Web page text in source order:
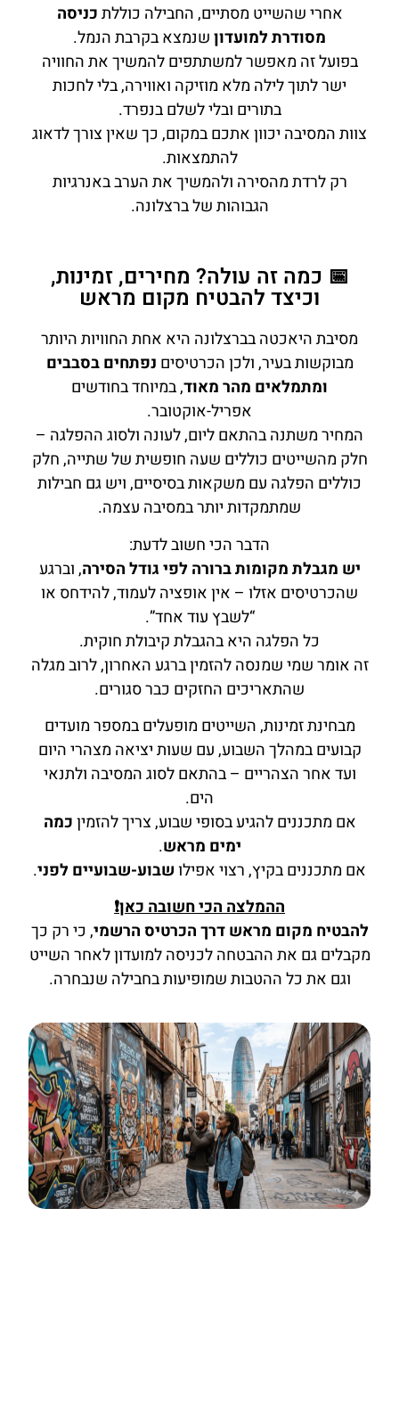
אחרי שהשייט מסתיים, החבילה כוללתכניסה
מסודרת למועדוןשנמצא בקרבת הנמל.
בפועל זה מאפשר למשתתפים להמשיך את החוויה
ישר לתוך לילה מלא מוזיקה ואווירה, בלי לחכות
בתורים ובלי לשלם בנפרד.
צוות המסיבה יכוון אתכם במקום, כך שאין צורך לדאוג
להתמצאות.
רק לרדת מהסירה ולהמשיך את הערב באנרגיות
הגבוהות של ברצלונה.
📅 כמה זה עולה? מחירים, זמינות,
וכיצד להבטיח מקום מראש
מסיבת היאכטה בברצלונה היא אחת החוויות היותר
מבוקשות בעיר, ולכן הכרטיסים נפתחים בסבבים
ומתמלאים מהר מאוד, במיוחד בחודשים
אפריל-אוקטובר.
המחיר משתנה בהתאם ליום, לעונה ולסוג ההפלגה –
חלק מהשייטים כוללים שעה חופשית של שתייה, חלק
כוללים הפלגה עם משקאות בסיסיים, ויש גם חבילות
שמתמקדות יותר במסיבה עצמה.
הדבר הכי חשוב לדעת:
יש מגבלת מקומות ברורה לפי גודל הסירה, וברגע
שהכרטיסים אזלו – אין אופציה לעמוד, להידחס או
“לשבץ עוד אחד”.
כל הפלגה היא בהגבלת קיבולת חוקית.
זה אומר שמי שמנסה להזמין ברגע האחרון, לרוב מגלה
שהתאריכים החזקים כבר סגורים.
מבחינת זמינות, השייטים מופעלים במספר מועדים
קבועים במהלך השבוע, עם שעות יציאה מצהרי היום
ועד אחר הצהריים – בהתאם לסוג המסיבה ולתנאי
הים.
אם מתכננים להגיע בסופי שבוע, צריך להזמיןכמה
ימים מראש.
אם מתכננים בקיץ, רצוי אפילושבוע-שבועיים לפני.
ההמלצה הכי חשובה כאן❗
להבטיח מקום מראש דרך הכרטיס הרשמי, כי רק כך
מקבלים גם את ההבטחה לכניסה למועדון לאחר השייט
וגם את כל ההטבות שמופיעות בחבילה שנבחרה.